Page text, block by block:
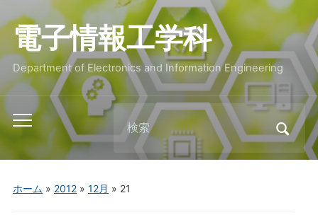
電子情報工学科
Department of Electronics and Information Engineering
Toggle
mobile
menu
Search
for:
ホーム » 2012» 12月 » 21